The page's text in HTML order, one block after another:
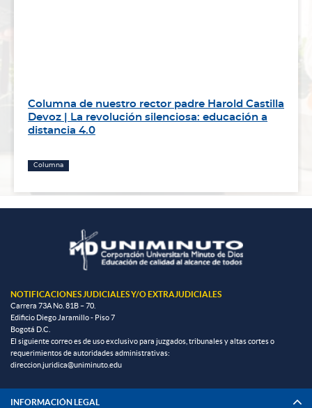
Columna de nuestro rector padre Harold Castilla
Devoz | La revolución silenciosa: educación a
distancia 4.0
Columna
NOTIFICACIONES JUDICIALES Y/O EXTRAJUDICIALES
Carrera 73A No. 81B – 70.
Edificio Diego Jaramillo - Piso 7
Bogotá D.C.
El siguiente correo es de uso exclusivo para juzgados, tribunales y altas cortes o
requerimientos de autoridades administrativas:
direccion.juridica@uniminuto.edu
INFORMACIÓN LEGAL